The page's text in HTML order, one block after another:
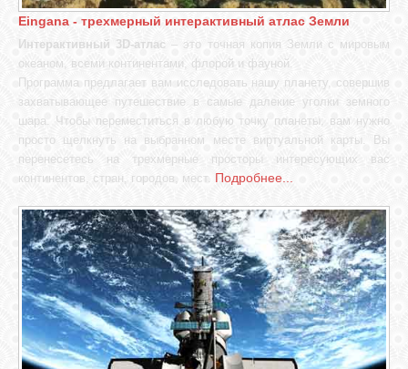
Eingana - трехмерный интерактивный атлас Земли
Интерактивный 3D-атлас – это точная копия Земли с мировым
океаном, всеми континентами, флорой и фауной.
Программа предлагает вам исследовать нашу планету, совершив
захватывающее путешествие в самые далекие уголки земного
шара. Чтобы переместиться в любую точку планеты, вам нужно
просто щелкнуть на выбранном месте виртуальной карты. Вы
перенесетесь на трехмерные просторы интересующих вас
континентов, стран, городов, мест. Подробнее...